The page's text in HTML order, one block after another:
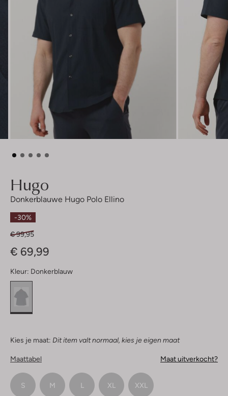
Hugo
Donkerblauwe Hugo Polo Ellino
-30%
€ 99,95
€ 69,99
Kleur: Donkerblauw
Kies je maat: Dit item valt normaal, kies je eigen maat
Maattabel Maat uitverkocht?
S M L XL XXL